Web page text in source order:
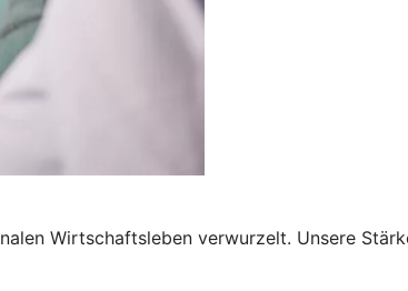
Wirtschaftsleben verwurzelt. Unsere